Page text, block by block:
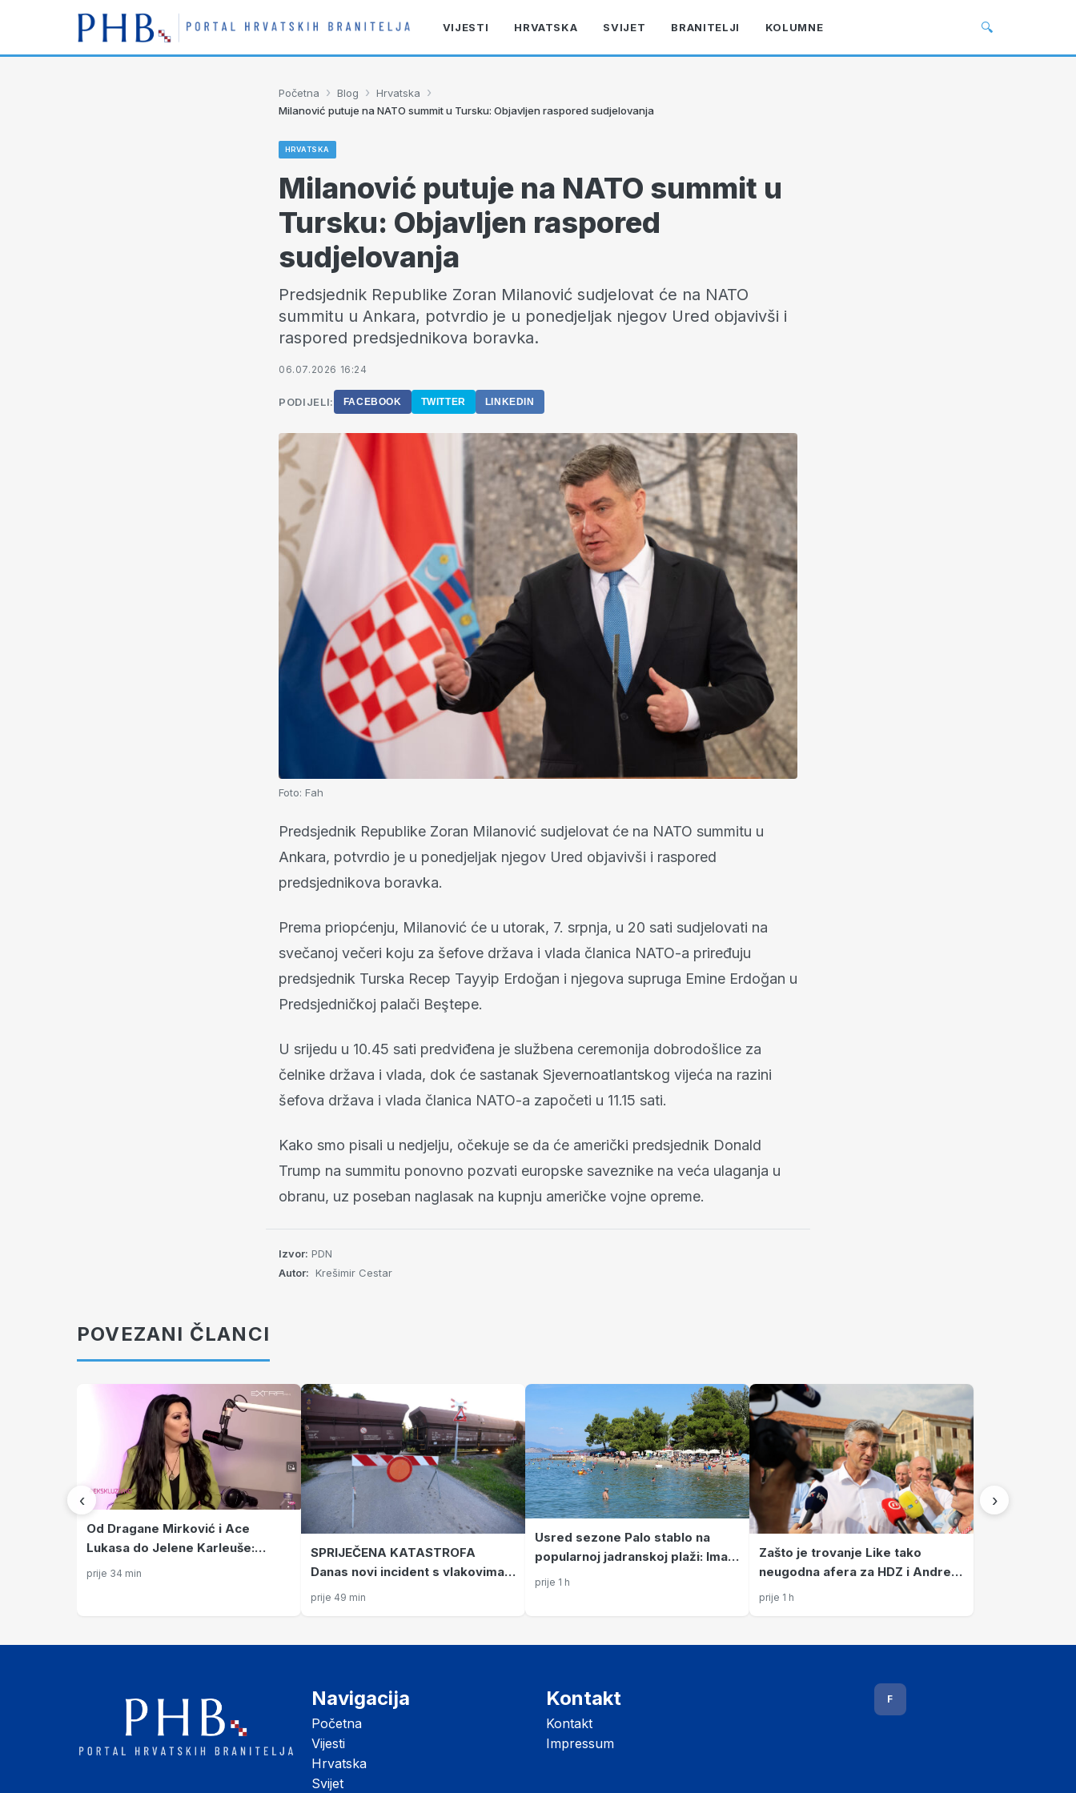
VIJESTI HRVATSKA SVIJET BRANITELJI KOLUMNE 🔍
Početna › Blog › Hrvatska ›
Milanović putuje na NATO summit u Tursku: Objavljen raspored sudjelovanja
HRVATSKA
Milanović putuje na NATO summit u
Tursku: Objavljen raspored
sudjelovanja
Predsjednik Republike Zoran Milanović sudjelovat će na NATO
summitu u Ankara, potvrdio je u ponedjeljak njegov Ured objavivši i
raspored predsjednikova boravka.
06.07.2026 16:24
PODIJELI: FACEBOOK TWITTER LINKEDIN
Foto: Fah
Predsjednik Republike Zoran Milanović sudjelovat će na NATO summitu u
Ankara, potvrdio je u ponedjeljak njegov Ured objavivši i raspored
predsjednikova boravka.
Prema priopćenju, Milanović će u utorak, 7. srpnja, u 20 sati sudjelovati na
svečanoj večeri koju za šefove država i vlada članica NATO-a priređuju
predsjednik Turska Recep Tayyip Erdoğan i njegova supruga Emine Erdoğan u
Predsjedničkoj palači Beştepe.
U srijedu u 10.45 sati predviđena je službena ceremonija dobrodošlice za
čelnike država i vlada, dok će sastanak Sjevernoatlantskog vijeća na razini
šefova država i vlada članica NATO-a započeti u 11.15 sati.
Kako smo pisali u nedjelju, očekuje se da će američki predsjednik Donald
Trump na summitu ponovno pozvati europske saveznike na veća ulaganja u
obranu, uz poseban naglasak na kupnju američke vojne opreme.
Izvor: PDN
Autor: Krešimir Cestar
POVEZANI ČLANCI
‹
Od Dragane Mirković i Ace
Lukasa do Jelene Karleuše:
Ovako izgleda ovogodišnji
prije 34 min
SPRIJEČENA KATASTROFA
Danas novi incident s vlakovima.
Teretni vlak prošao kroz crveno,
prije 49 min
Usred sezone Palo stablo na
popularnoj jadranskoj plaži: Ima
ozlijeđenih
prije 1 h
Zašto je trovanje Like tako
neugodna afera za HDZ i Andreja
Plenkovića
prije 1 h
›
Navigacija
Početna
Vijesti
Hrvatska
Svijet
Kontakt
Kontakt
Impressum
F